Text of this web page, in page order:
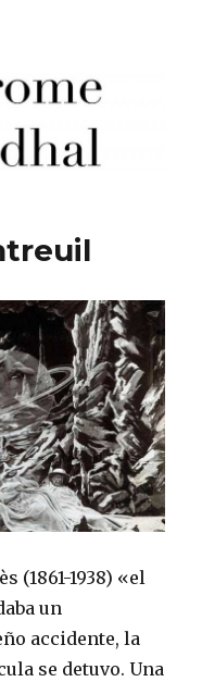
(1861-1938) «el
un
accidente, la
se detuvo. Una